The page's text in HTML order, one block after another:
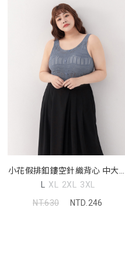
小花假排釦鏤空針織背心 中大尺
碼上衣
L XL 2XL 3XL
NT.630
NTD.246